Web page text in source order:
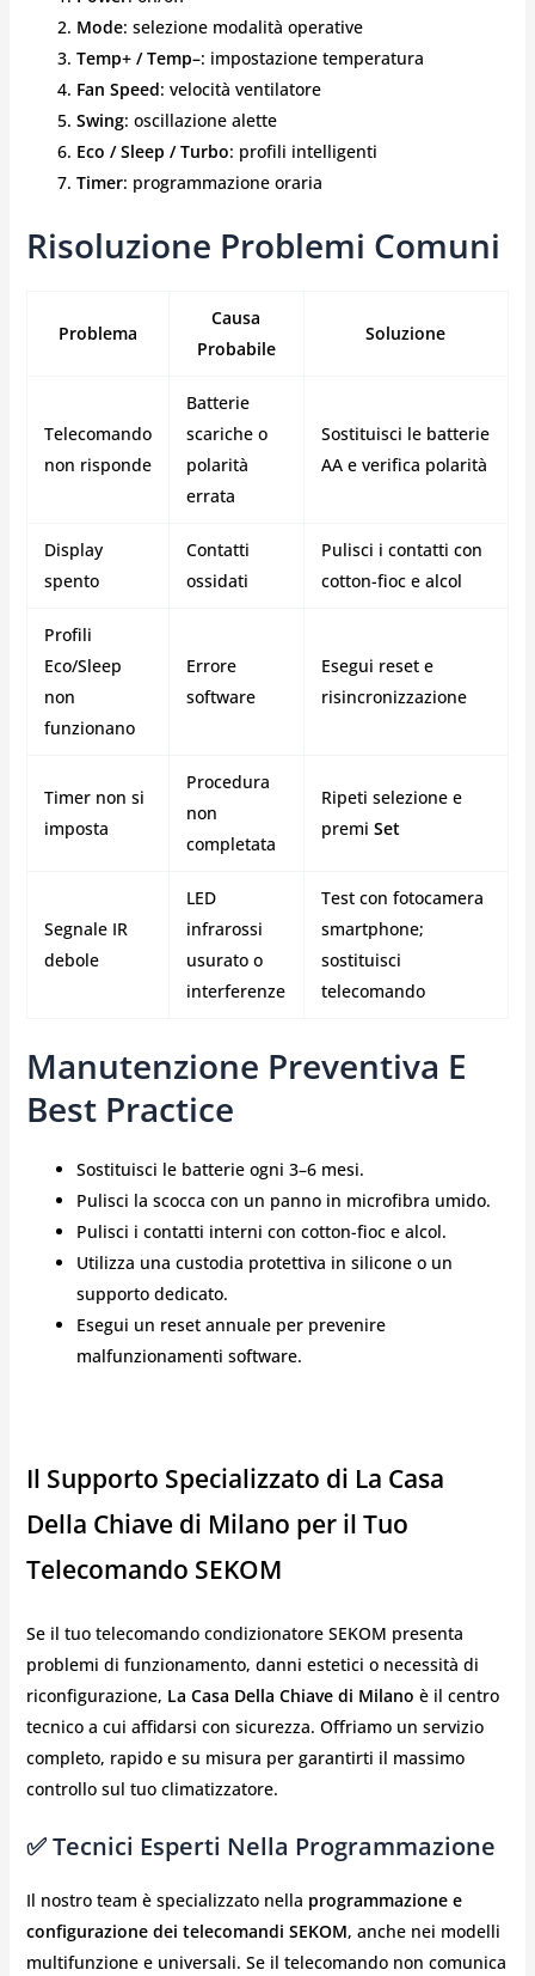
Mode: selezione modalità operative
Temp+ / Temp–: impostazione temperatura
Fan Speed: velocità ventilatore
Swing: oscillazione alette
Eco / Sleep / Turbo: profili intelligenti
Timer: programmazione oraria
Risoluzione Problemi Comuni
Problema
Causa
Probabile
Soluzione
Telecomando
non risponde
Batterie
scariche o
polarità
errata
Sostituisci le batterie
AA e verifica polarità
Display
spento
Contatti
ossidati
Pulisci i contatti con
cotton-fioc e alcol
Profili
Eco/Sleep
non
funzionano
Errore
software
Esegui reset e
risincronizzazione
Timer non si
imposta
Procedura
non
completata
Ripeti selezione e
premi Set
Segnale IR
debole
LED
infrarossi
usurato o
interferenze
Test con fotocamera
smartphone;
sostituisci
telecomando
Manutenzione Preventiva E
Best Practice
Sostituisci le batterie ogni 3–6 mesi.
Pulisci la scocca con un panno in microfibra umido.
Pulisci i contatti interni con cotton-fioc e alcol.
Utilizza una custodia protettiva in silicone o un
supporto dedicato.
Esegui un reset annuale per prevenire
malfunzionamenti software.
Il Supporto Specializzato di La Casa
Della Chiave di Milano per il Tuo
Telecomando SEKOM
Se il tuo telecomando condizionatore SEKOM presenta
problemi di funzionamento, danni estetici o necessità di
riconfigurazione, La Casa Della Chiave di Milano è il centro
tecnico a cui affidarsi con sicurezza. Offriamo un servizio
completo, rapido e su misura per garantirti il massimo
controllo sul tuo climatizzatore.
✅ Tecnici Esperti Nella Programmazione
Il nostro team è specializzato nella programmazione e
configurazione dei telecomandi SEKOM, anche nei modelli
multifunzione e universali. Se il telecomando non comunica